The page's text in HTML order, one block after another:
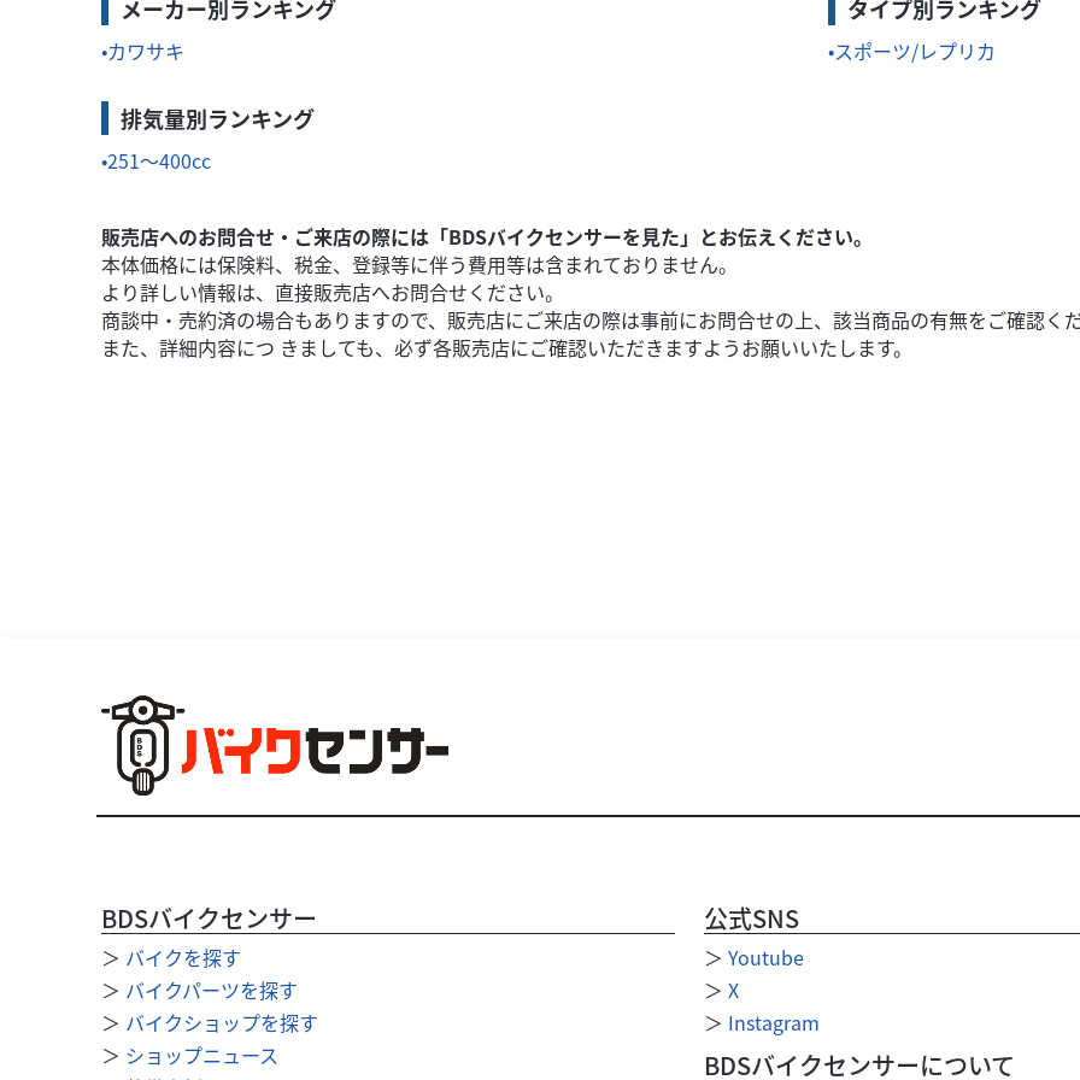
バイク館 富士店 カワサキ
メーカー別ランキング
カワサキ
タイプ別ランキング
スポーツ/レプリカ
排気量別ランキング
251～400cc
販売店へのお問合せ・ご来店の際には「BDSバイクセンサーを見た」とお伝えください。
本体価格には保険料、税金、登録等に伴う費用等は含まれておりません。
より詳しい情報は、直接販売店へお問合せください。
商談中・売約済の場合もありますので、販売店にご来店の際は事前にお問合せの上、該当商品の有無をご確認くだ
また、詳細内容につ きましても、必ず各販売店にご確認いただきますようお願いいたします。
BDSバイクセンサー
＞ バイクを探す
＞ バイクパーツを探す
＞ バイクショップを探す
＞ ショップニュース
公式SNS
＞ Youtube
＞ X
＞ Instagram
BDSバイクセンサーについて